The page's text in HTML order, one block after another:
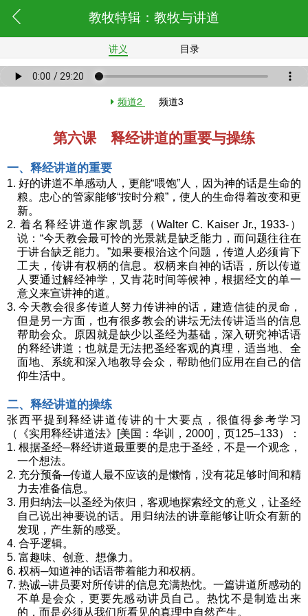
教牧特辑：教牧与讲道
讲义 目录
频道2 频道3
第六课 释经讲道的重要与操练
一、释经讲道的重要
1. 好的讲道不单感动人，更能“喂饱”人，因为神的话是生命的
粮。忠心的管家能够“按时分粮”，使人的生命得着改变和更
新。
2. 着名释经讲道作家凯瑟（Walter C. Kaiser Jr., 1933-）
说：“今天教会最可怜的光景就是缺乏能力，而问题往往在
于讲台缺乏能力。”如果要根治这个问题，传道人必须肯下
工夫，传讲有权柄的信息。权柄来自神的话语，所以传道
人要通过解经神学，又肯花时间等候神，根据经文的单一
意义来宣讲神的道。
3. 今天教会很多传道人努力传讲神的话，建造信徒的灵命，
但是另一方面，也有很多教会的讲坛无法传讲适当的信息
帮助会众。原因就是缺少以圣经为基础，深入研究神话语
的释经讲道；也就是无法把圣经客观的真理，适当地、全
面地、系统和深入地教导会众，帮助他们应用在自己的信
仰生活中。
二、释经讲道的操练
张西平提到释经讲道传讲的十大要点，很值得参考学习
（《实用释经讲道法》[美国：华训，2000]，页125–133）：
1. 根据圣经─释经讲道最重要的是忠于圣经，不是一个观念，
一个想法。
2. 充分预备─传道人最不应该的是懒惰，没有花足够时间和精
力去准备信息。
3. 用归纳法─以圣经为依归，客观地探索经文的意义，让圣经
自己说出神要说的话。用归纳法的讲章能够让听众有新的
发现，产生新的感受。
4. 合乎逻辑。
5. 富趣味、创意、想像力。
6. 权柄─知道神的话语带着能力和权柄。
7. 热诚─讲员要对所传讲的信息充满热忱。一篇讲道所感动的
不单是会众，更要先感动讲员自己。热忱不是制造出来
的，而是必须从我们所看见的真理中自然产生。